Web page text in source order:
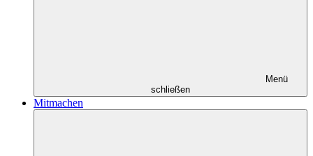
Menü
schließen
Mitmachen